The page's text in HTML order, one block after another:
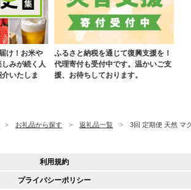
け！お米や
みが続く人
いたしま
ふるさと納税を通じて復興支援を！
代理寄付も受付中です。温かいご支
援、お待ちしております。
お礼品から探す 返礼品一覧 3回 定期便 天然 マ
利用規約
プライバシーポリシー